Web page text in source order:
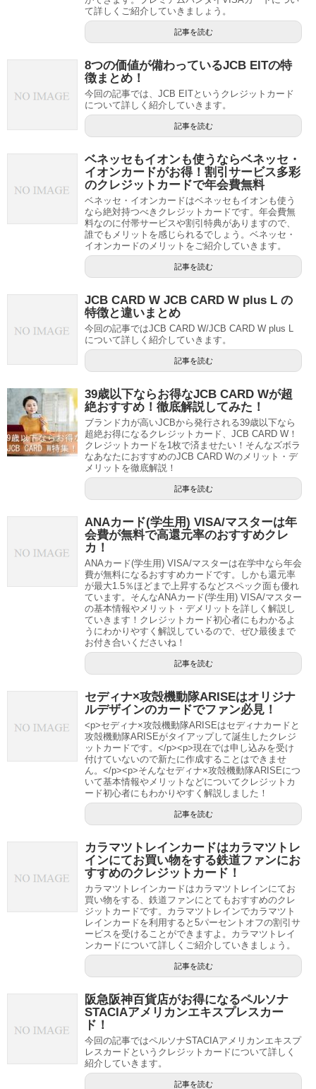
て詳しくご紹介していきましょう。
記事を読む
8つの価値が備わっているJCB EITの特
徴まとめ！
今回の記事では、JCB EITというクレジットカード
について詳しく紹介していきます。
記事を読む
ベネッセもイオンも使うならベネッセ・
イオンカードがお得！割引サービス多彩
のクレジットカードで年会費無料
ベネッセ・イオンカードはベネッセもイオンも使う
なら絶対持つべきクレジットカードです。年会費無
料なのに付帯サービスや割引特典がありますので、
誰でもメリットを感じられるでしょう。ベネッセ・
イオンカードのメリットをご紹介していきます。
記事を読む
JCB CARD W JCB CARD W plus L の
特徴と違いまとめ
今回の記事ではJCB CARD W/JCB CARD W plus L
について詳しく紹介していきます。
記事を読む
39歳以下ならお得なJCB CARD Wが超
絶おすすめ！徹底解説してみた！
ブランド力が高いJCBから発行される39歳以下なら
超絶お得になるクレジットカード、JCB CARD W！
クレジットカードを1枚で済ませたい！そんなズボラ
なあなたにおすすめのJCB CARD Wのメリット・デ
メリットを徹底解説！
記事を読む
ANAカード(学生用) VISA/マスターは年
会費が無料で高還元率のおすすめクレ
カ！
ANAカード(学生用) VISA/マスターは在学中なら年会
費が無料になるおすすめカードです。しかも還元率
が最大1.5％ほどまで上昇するなどスペック面も優れ
ています。そんなANAカード(学生用) VISA/マスター
の基本情報やメリット・デメリットを詳しく解説し
ていきます！クレジットカード初心者にもわかるよ
うにわかりやすく解説しているので、ぜひ最後まで
お付き合いくださいね！
記事を読む
セディナ×攻殻機動隊ARISEはオリジナ
ルデザインのカードでファン必見！
<p>セディナ×攻殻機動隊ARISEはセディナカードと
攻殻機動隊ARISEがタイアップして誕生したクレジ
ットカードです。</p><p>現在では申し込みを受け
付けていないので新たに作成することはできませ
ん。</p><p>そんなセディナ×攻殻機動隊ARISEにつ
いて基本情報やメリットなどについてクレジットカ
ード初心者にもわかりやすく解説しました！
記事を読む
カラマツトレインカードはカラマツトレ
インにてお買い物をする鉄道ファンにお
すすめのクレジットカード！
カラマツトレインカードはカラマツトレインにてお
買い物をする、鉄道ファンにとてもおすすめのクレ
ジットカードです。カラマツトレインでカラマツト
レインカードを利用すると5パーセントオフの割引サ
ービスを受けることができますよ。カラマツトレイ
ンカードについて詳しくご紹介していきましょう。
記事を読む
阪急阪神百貨店がお得になるペルソナ
STACIAアメリカンエキスプレスカー
ド！
今回の記事ではペルソナSTACIAアメリカンエキスプ
レスカードというクレジットカードについて詳しく
紹介していきます。
記事を読む